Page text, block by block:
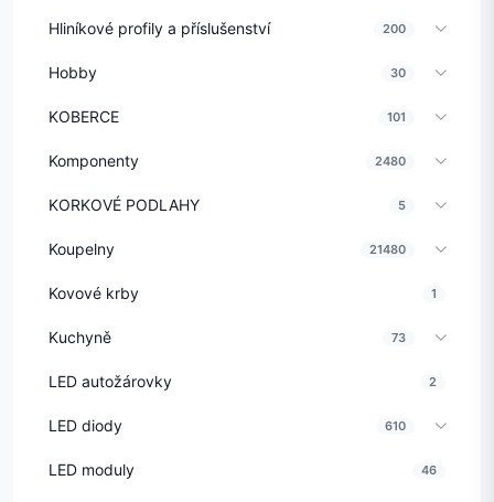
Hliníkové profily a příslušenství 200
Hobby 30
KOBERCE 101
Komponenty 2480
KORKOVÉ PODLAHY 5
Koupelny 21480
Kovové krby 1
Kuchyně 73
LED autožárovky 2
LED diody 610
LED moduly 46